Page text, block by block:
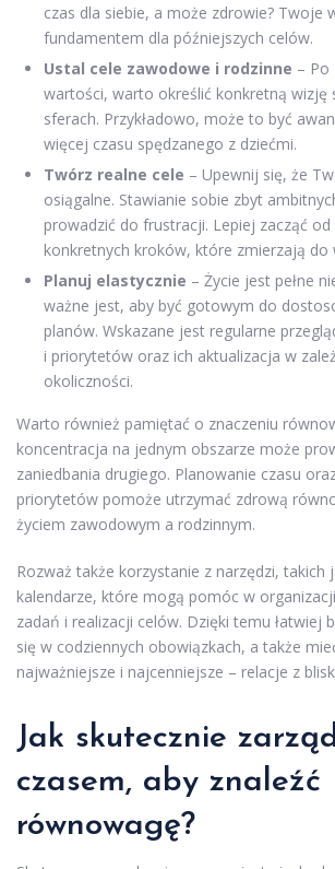
czas dla siebie, a może zdrowie? Twoje
fundamentem dla późniejszych celów.
Ustal cele zawodowe i rodzinne – Po
wartości, warto określić konkretną wizję
sferach. Przykładowo, może to być
więcej czasu spędzanego z dziećmi.
Twórz realne cele – Upewnij się, że
osiągalne. Stawianie sobie zbyt
prowadzić do frustracji. Lepiej zacząć od
konkretnych kroków, które zmierzają do
Planuj elastycznie – Życie jest pełne
ważne jest, aby być gotowym do
planów. Wskazane jest regularne
i priorytetów oraz ich aktualizacja w
okoliczności.
Warto również pamiętać o znaczeniu
koncentracja na jednym obszarze może
zaniedbania drugiego. Planowanie czasu
priorytetów pomoże utrzymać zdrową
życiem zawodowym a rodzinnym.
Rozważ także korzystanie z narzędzi, takich
kalendarze, które mogą pomóc w
zadań i realizacji celów. Dzięki temu łatwiej
się w codziennych obowiązkach, a także
najważniejsze i najcenniejsze – relacje z
Jak skutecznie
czasem, aby znaleźć
równowagę?